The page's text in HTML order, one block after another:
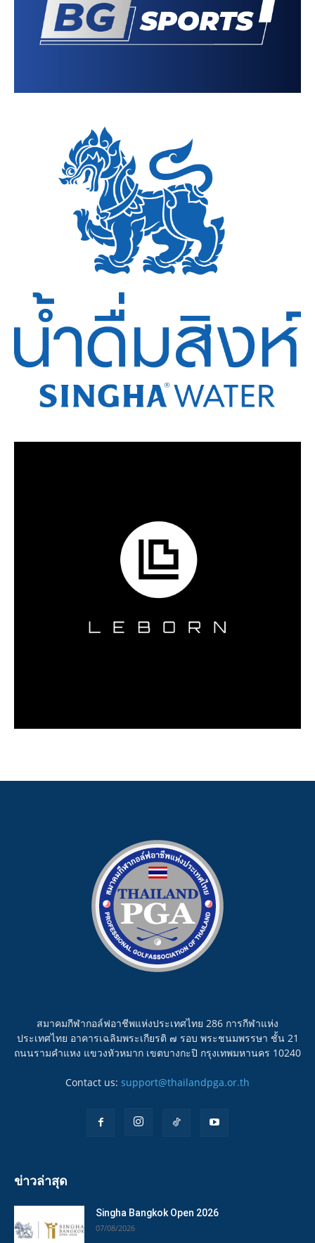
สมาคมกีฬากอล์ฟอาชีพแห่งประเทศไทย 286 การกีฬาแห่ง
ประเทศไทย อาคารเฉลิมพระเกียรติ ๗ รอบ พระชนมพรรษา ชั้น 21
ถนนรามคำแหง แขวงหัวหมาก เขตบางกะปิ กรุงเทพมหานคร 10240
Contact us: support@thailandpga.or.th
ข่าวล่าสุด
Singha Bangkok Open 2026
07/08/2026